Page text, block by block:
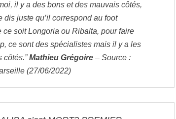
il y a des bons et des mauvais côtés,
dis juste qu’il correspond au foot
ce soit Longoria ou Ribalta, pour faire
ce sont des spécialistes mais il y a les
côtés.”Mathieu Grégoire – Source :
(27/06/2022)